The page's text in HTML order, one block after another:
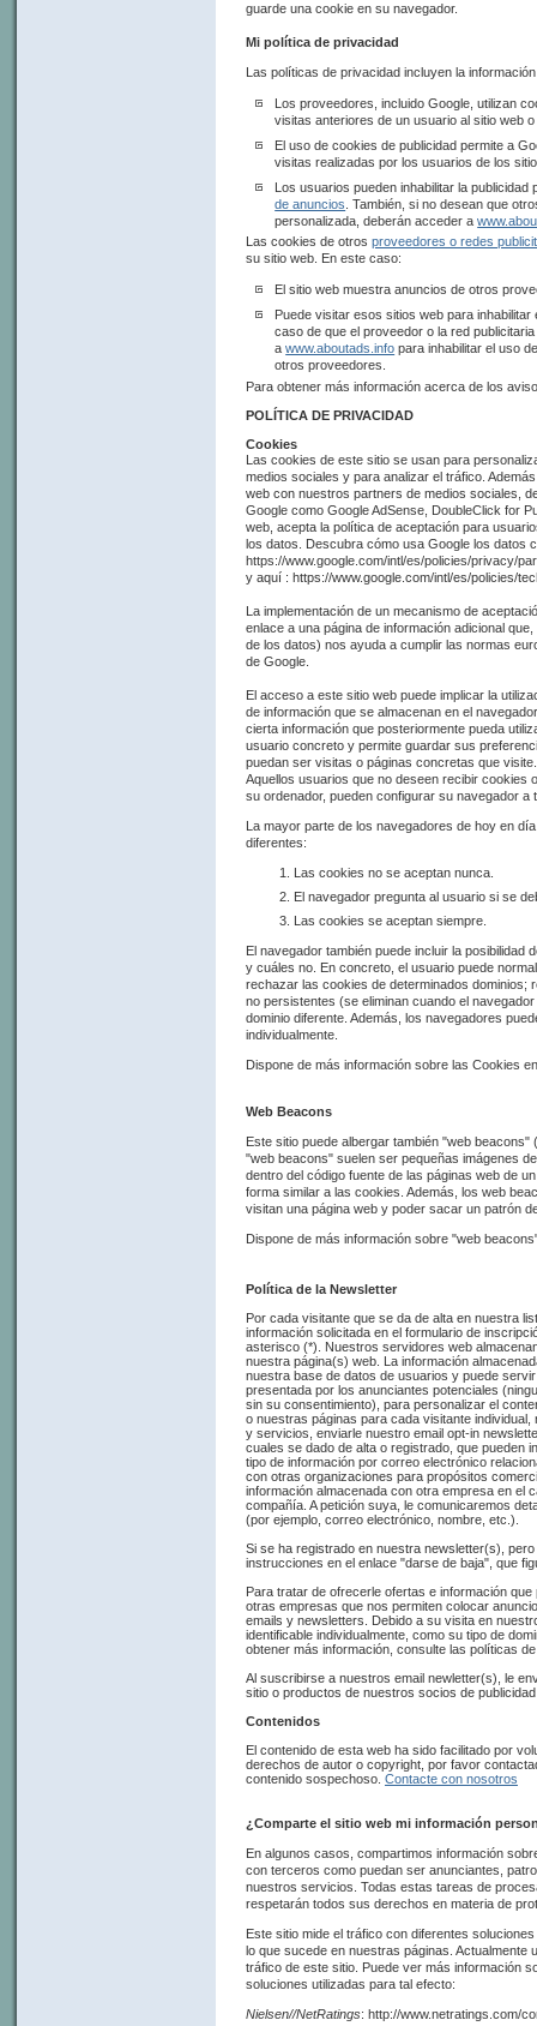
guarde una cookie en su navegador.
Mi política de privacidad
Las políticas de privacidad incluyen la
Los proveedores, incluido Google, utilizan
visitas anteriores de un usuario al sitio web
El uso de cookies de publicidad permite a
visitas realizadas por los usuarios de los
Los usuarios pueden inhabilitar la
de anuncios . También, si no desean que
personalizada, deberán acceder a
Las cookies de otros proveedores o redes
su sitio web. En este caso:
El sitio web muestra anuncios de otros
Puede visitar esos sitios web para
caso de que el proveedor o la red
awww.aboutads.info para inhabilitar el uso
otros proveedores.
Para obtener más información acerca de los
POLÍTICA DE PRIVACIDAD
Cookies
Las cookies de este sitio se usan para
medios sociales y para analizar el tráfico.
web con nuestros partners de medios sociales,
Google como Google AdSense, DoubleClick for
web, acepta la política de aceptación para
los datos. Descubra cómo usa Google los datos
https://www.google.com/intl/es/policies/privacy/
y aquí : https://www.google.com/intl/es/policies/
La implementación de un mecanismo de
enlace a una página de información adicional
de los datos) nos ayuda a cumplir las normas
de Google.
El acceso a este sitio web puede implicar la
de información que se almacenan en el
cierta información que posteriormente pueda
usuario concreto y permite guardar sus
puedan ser visitas o páginas concretas que visite.
Aquellos usuarios que no deseen recibir cookies
su ordenador, pueden configurar su navegador a
La mayor parte de los navegadores de hoy en
diferentes:
Las cookies no se aceptan nunca.
El navegador pregunta al usuario si se
Las cookies se aceptan siempre.
El navegador también puede incluir la
y cuáles no. En concreto, el usuario puede
rechazar las cookies de determinados
no persistentes (se eliminan cuando el
dominio diferente. Además, los navegadores
individualmente.
Dispone de más información sobre las Cookies
Web Beacons
Este sitio puede albergar también "web
"web beacons" suelen ser pequeñas imágenes
dentro del código fuente de las páginas web de
forma similar a las cookies. Además, los web
visitan una página web y poder sacar un patrón
Dispone de más información sobre "web
Política de la Newsletter
Por cada visitante que se da de alta en nuestra
información solicitada en el formulario de
asterisco (*). Nuestros servidores web
nuestra página(s) web. La información
nuestra base de datos de usuarios y puede
presentada por los anunciantes potenciales
sin su consentimiento), para personalizar el
o nuestras páginas para cada visitante
y servicios, enviarle nuestro email opt-in
cuales se dado de alta o registrado, que pueden
tipo de información por correo electrónico
con otras organizaciones para propósitos
información almacenada con otra empresa en el
compañía. A petición suya, le comunicaremos
(por ejemplo, correo electrónico, nombre, etc.).
Si se ha registrado en nuestra newsletter(s),
instrucciones en el enlace "darse de baja", que
Para tratar de ofrecerle ofertas e información
otras empresas que nos permiten colocar
emails y newsletters. Debido a su visita en
identificable individualmente, como su tipo de
obtener más información, consulte las políticas
Al suscribirse a nuestros email newletter(s), le
sitio o productos de nuestros socios de
Contenidos
El contenido de esta web ha sido facilitado por
derechos de autor o copyright, por favor
contenido sospechoso. Contacte con nosotros
¿Comparte el sitio web mi información
En algunos casos, compartimos información
con terceros como puedan ser anunciantes,
nuestros servicios. Todas estas tareas de
respetarán todos sus derechos en materia de
Este sitio mide el tráfico con diferentes
lo que sucede en nuestras páginas. Actualmente
tráfico de este sitio. Puede ver más información
soluciones utilizadas para tal efecto:
Nielsen//NetRatings: http://www.netratings.com/